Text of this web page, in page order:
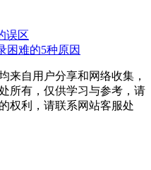
误区
困难的5种原因
来自用户分享和网络收集，
所有，仅供学习与参考，请
权利，请联系网站客服处